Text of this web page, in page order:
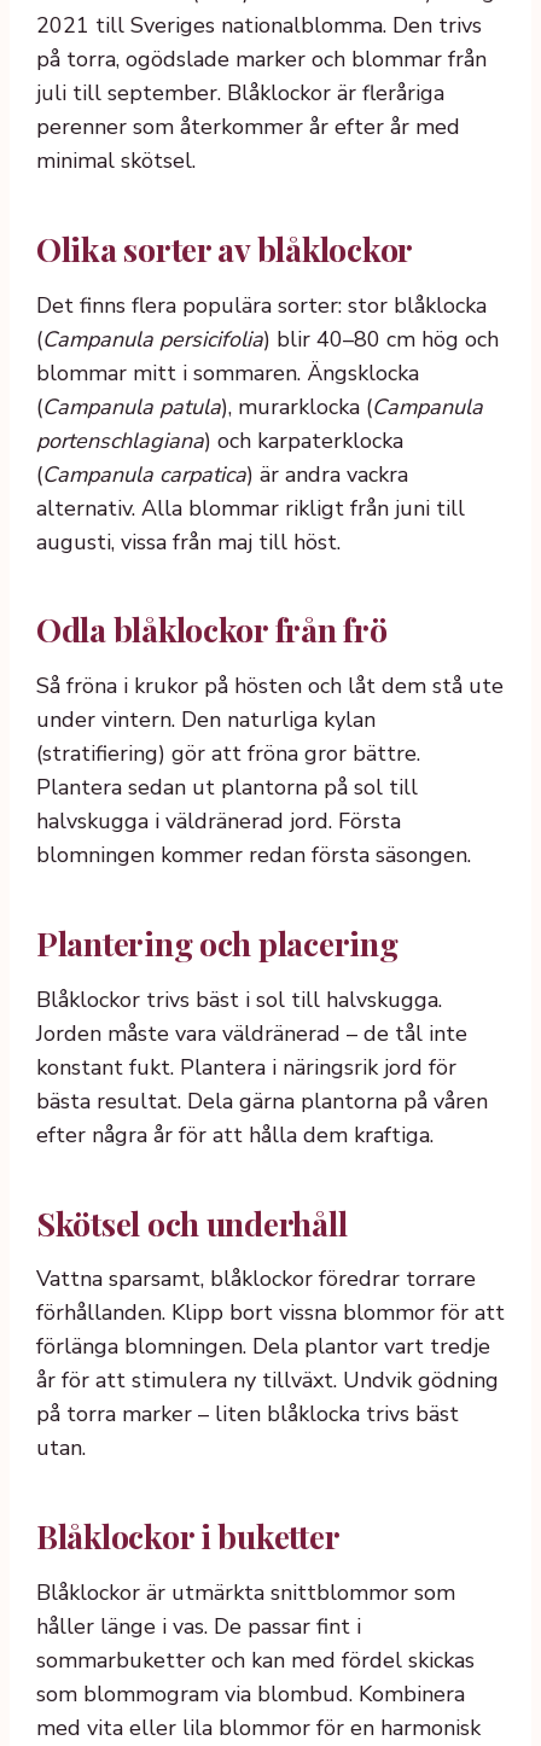
2021 till Sveriges nationalblomma. Den trivs
på torra, ogödslade marker och blommar från
juli till september. Blåklockor är fleråriga
perenner som återkommer år efter år med
minimal skötsel.
Olika sorter av blåklockor
Det finns flera populära sorter: stor blåklocka
(Campanula persicifolia) blir 40–80 cm hög och
blommar mitt i sommaren. Ängsklocka
(Campanula patula), murarklocka (Campanula
portenschlagiana) och karpaterklocka
(Campanula carpatica) är andra vackra
alternativ. Alla blommar rikligt från juni till
augusti, vissa från maj till höst.
Odla blåklockor från frö
Så fröna i krukor på hösten och låt dem stå ute
under vintern. Den naturliga kylan
(stratifiering) gör att fröna gror bättre.
Plantera sedan ut plantorna på sol till
halvskugga i väldränerad jord. Första
blomningen kommer redan första säsongen.
Plantering och placering
Blåklockor trivs bäst i sol till halvskugga.
Jorden måste vara väldränerad – de tål inte
konstant fukt. Plantera i näringsrik jord för
bästa resultat. Dela gärna plantorna på våren
efter några år för att hålla dem kraftiga.
Skötsel och underhåll
Vattna sparsamt, blåklockor föredrar torrare
förhållanden. Klipp bort vissna blommor för att
förlänga blomningen. Dela plantor vart tredje
år för att stimulera ny tillväxt. Undvik gödning
på torra marker – liten blåklocka trivs bäst
utan.
Blåklockor i buketter
Blåklockor är utmärkta snittblommor som
håller länge i vas. De passar fint i
sommarbuketter och kan med fördel skickas
som blommogram via blombud. Kombinera
med vita eller lila blommor för en harmonisk